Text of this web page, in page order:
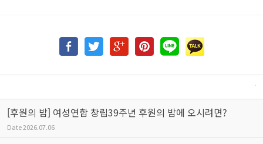
[후원의 밤] 여성연합 창립39주년 후원의 밤에 오시려면?
Date2026.07.06